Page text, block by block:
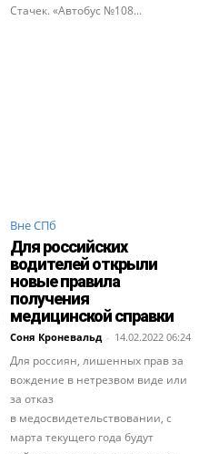
Стачек. «Автобус №108...
Вне СПб
Для российских
водителей открыли
новые правила
получения
медицинской справки
Соня Кроневальд - 14.02.2022 06:24
Для россиян, лишенных прав за
вождение в нетрезвом виде или
за отказ
в медосвидетельствовании, с
марта текущего года будут